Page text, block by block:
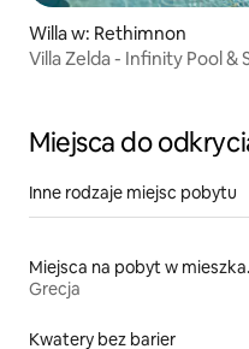
Willa w: Rethimnon
Villa Zelda - Infinity Pool &
Miejsca do
Inne rodzaje miejsc pobytu
Grecja
Kwatery bez barier